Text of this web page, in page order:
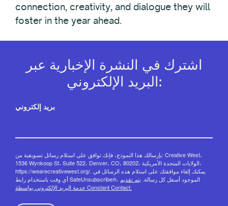
connection, creativity, and dialogue they will
foster in the year ahead.
اشترك في النشرة الإخبارية عبر
البريد الإلكتروني:
بريد إلكتروني
بإرسالك هذا النموذج، فإنك توافق على استلام رسائل تسويقية من: Creative West،
1536 Wynkoop St، Suite 522، Denver، CO، 80202، الولايات المتحدة الأمريكية،
https://wearecreativewest.org/. يمكنك إلغاء موافقتك على استلام هذه الرسائل في
أي وقت باستخدام رابط SafeUnsubscribe®، الموجود أسفل كل رسالة. يتم تقديم
خدمة البريد الإلكتروني بواسطة Constant Contact.